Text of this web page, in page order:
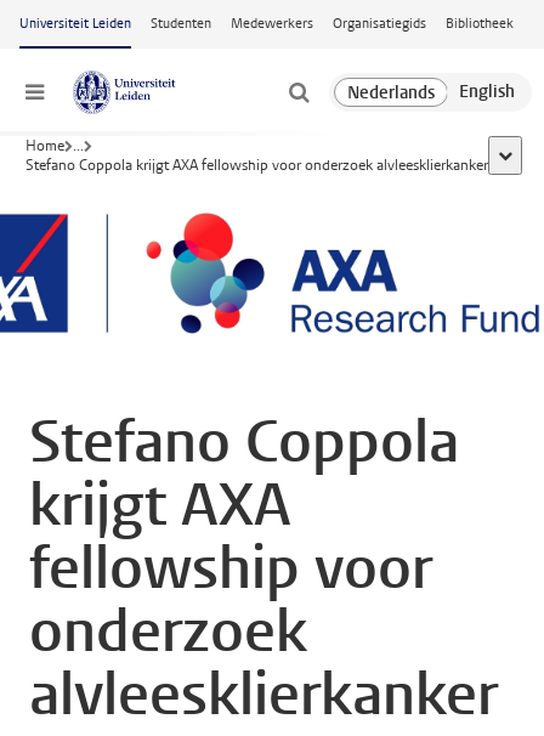
Ga naar hoofdinhoud
Universiteit Leiden Studenten Medewerkers Organisatiegids Bibliotheek
Menu
Home ...
Stefano Coppola krijgt AXA fellowship voor onderzoek alvleesklierkanker toon
Stefano Coppola
krijgt AXA
fellowship voor
onderzoek
alvleesklierkanker